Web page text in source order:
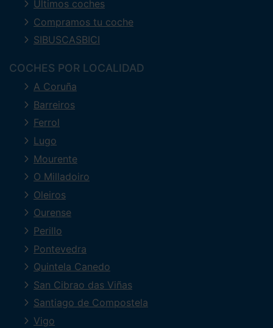
Últimos coches
Compramos tu coche
SIBUSCASBICI
COCHES POR LOCALIDAD
A Coruña
Barreiros
Ferrol
Lugo
Mourente
O Milladoiro
Oleiros
Ourense
Perillo
Pontevedra
Quintela Canedo
San Cibrao das Viñas
Santiago de Compostela
Vigo